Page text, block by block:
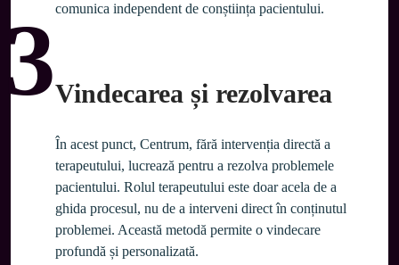
comunica independent de conștiința pacientului.
3Vindecarea și rezolvarea
În acest punct, Centrum, fără intervenția directă a
terapeutului, lucrează pentru a rezolva problemele
pacientului. Rolul terapeutului este doar acela de a
ghida procesul, nu de a interveni direct în conținutul
problemei. Această metodă permite o vindecare
profundă și personalizată.